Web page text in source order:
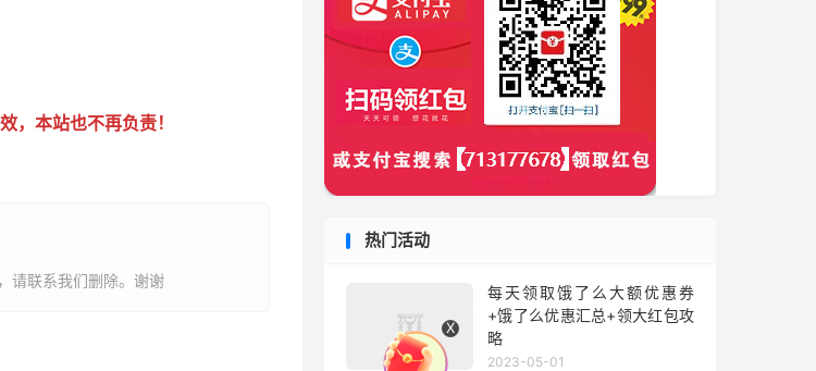
，本站也不再负责！
请联系我们删除。谢谢
热门活动
每天领取饿了么大额优惠券
+饿了么优惠汇总+领大红包攻
略
2023-05-01
X